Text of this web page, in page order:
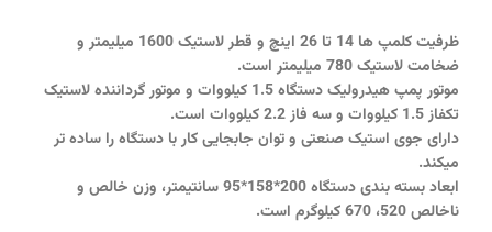
ظرفیت کلمپ ها 14 تا 26 اینچ و قطر لاستیک 1600 میلیمتر و
ضخامت لاستیک 780 میلیمتر است.
موتور پمپ هیدرولیک دستگاه 1.5 کیلووات و موتور گرداننده لاستیک
تکفاز 1.5 کیلووات و سه فاز 2.2 کیلووات است.
دارای جوی استیک صنعتی و توان جابجایی کار با دستگاه را ساده تر
میکند.
ابعاد بسته بندی دستگاه 200*158*95 سانتیمتر، وزن خالص و
ناخالص 520، 670 کیلوگرم است.